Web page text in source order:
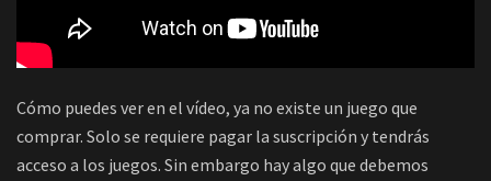
Cómo puedes ver en el vídeo, ya no existe un juego que
comprar. Solo se requiere pagar la suscripción y tendrás
acceso a los juegos. Sin embargo hay algo que debemos